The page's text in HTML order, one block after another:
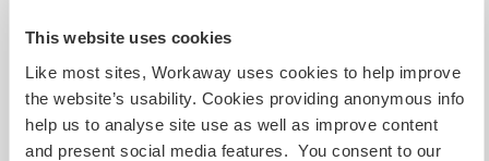
This website uses cookies
Like most sites, Workaway uses cookies to help improve
the website’s usability. Cookies providing anonymous info
help us to analyse site use as well as improve content
and present social media features. You consent to our
Kapazität - wie viele
zwei